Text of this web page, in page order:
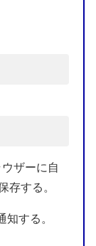
ザーに自
存する。
する。